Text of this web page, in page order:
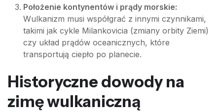
Położenie kontynentów i prądy morskie:
Wulkanizm musi współgrać z innymi czynnikami,
takimi jak cykle Milankovicia (zmiany orbity Ziemi)
czy układ prądów oceanicznych, które
transportują ciepło po planecie.
Historyczne dowody na
zimę wulkaniczną